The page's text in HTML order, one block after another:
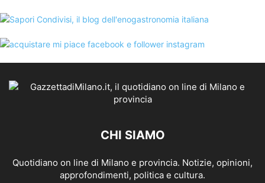
CHI SIAMO
Quotidiano on line di Milano e provincia. Notizie, opinioni,
approfondimenti, politica e cultura.